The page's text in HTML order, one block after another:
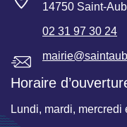
14750 Saint-
02 31 97 30 24
Horaire
Lundi, mardi, mercredi